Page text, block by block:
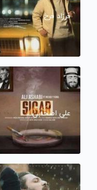
فرزاد فرخ
علی اصحابی